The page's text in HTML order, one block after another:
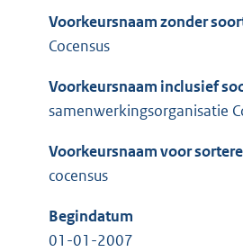
Voorkeursnaam zonder
Cocensus
Voorkeursnaam inclusief
samenwerkingsorganisatie
Voorkeursnaam voor
cocensus
Begindatum
01-01-2007